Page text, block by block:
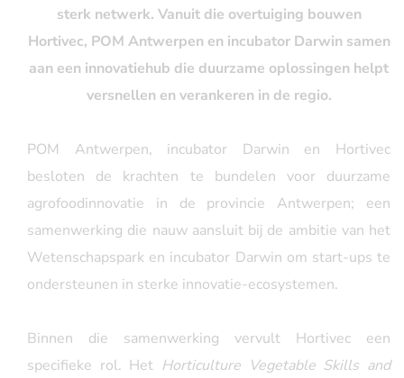
sterk netwerk. Vanuit die overtuiging bouwen
Hortivec, POM Antwerpen en incubator Darwin samen
aan een innovatiehub die duurzame oplossingen helpt
versnellen en verankeren in de regio.
POM Antwerpen, incubator Darwin en Hortivec
besloten de krachten te bundelen voor duurzame
agrofoodinnovatie in de provincie Antwerpen; een
samenwerking die nauw aansluit bij de ambitie van het
Wetenschapspark en incubator Darwin om start-ups te
ondersteunen in sterke innovatie-ecosystemen.
Binnen die samenwerking vervult Hortivec een
specifieke rol. Het Horticulture Vegetable Skills and